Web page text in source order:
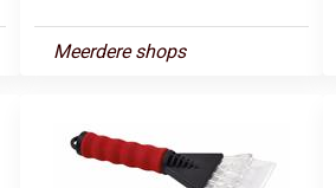
Meerdere shops